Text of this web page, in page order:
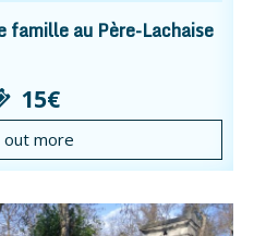
famille au Père-Lachaise
15€
out more